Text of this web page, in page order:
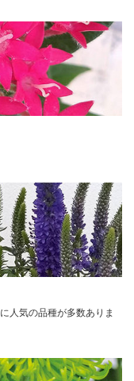
人気の品種が多数ありま